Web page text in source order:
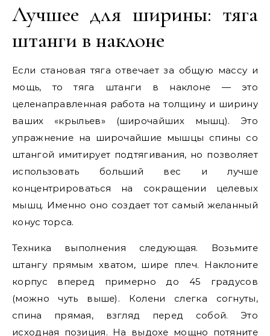
Лучшее для ширины: тяга
штанги в наклоне
Если становая тяга отвечает за общую массу и
мощь, то тяга штанги в наклоне — это
целенаправленная работа на толщину и ширину
ваших «крыльев» (широчайших мышц). Это
упражнение на широчайшие мышцы спины со
штангой имитирует подтягивания, но позволяет
использовать больший вес и лучше
концентрироваться на сокращении целевых
мышц. Именно оно создает тот самый желанный
конус торса.
Техника выполнения следующая. Возьмите
штангу прямым хватом, шире плеч. Наклоните
корпус вперед примерно до 45 градусов
(можно чуть выше). Колени слегка согнуты,
спина прямая, взгляд перед собой. Это
исходная позиция. На выдохе мощно потяните